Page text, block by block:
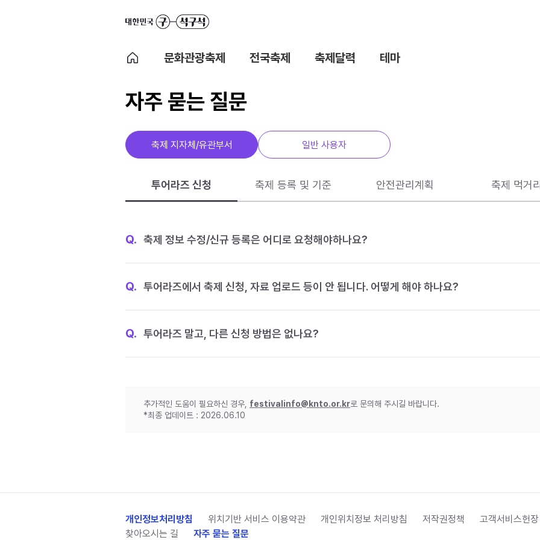
문화관광축제 전국축제 축제달력 테마
자주 묻는 질문
축제 지자체/유관부서 일반 사용자
투어라즈 신청 축제 등록 및 기준 안전관리계획 축제 먹거리
Q. 축제 정보 수정/신규 등록은 어디로 요청해야하나요?
Q. 투어라즈에서 축제 신청, 자료 업로드 등이 안 됩니다. 어떻게 해야 하나요?
Q. 투어라즈 말고, 다른 신청 방법은 없나요?
추가적인 도움이 필요하신 경우, festivalinfo@knto.or.kr로 문의해 주시길 바랍니다.
*최종 업데이트 : 2026.06.10
개인정보처리방침 위치기반 서비스 이용약관 개인위치정보 처리방침 저작권정책 고객서비스헌장
찾아오시는 길
자주 묻는 질문